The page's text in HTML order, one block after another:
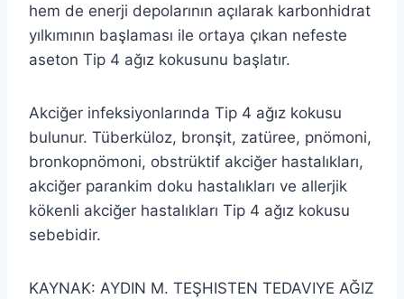
hem de enerji depolarının açılarak karbonhidrat
yılkımının başlaması ile ortaya çıkan nefeste
aseton Tip 4 ağız kokusunu başlatır.
Akciğer infeksiyonlarında Tip 4 ağız kokusu
bulunur. Tüberküloz, bronşit, zatüree, pnömoni,
bronkopnömoni, obstrüktif akciğer hastalıkları,
akciğer parankim doku hastalıkları ve allerjik
kökenli akciğer hastalıkları Tip 4 ağız kokusu
sebebidir.
KAYNAK: AYDIN M. TEŞHISTEN TEDAVIYE AĞIZ